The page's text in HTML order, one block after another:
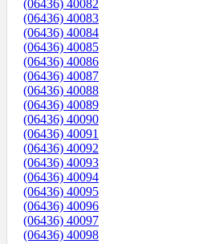
(06436) 40082
(06436) 40083
(06436) 40084
(06436) 40085
(06436) 40086
(06436) 40087
(06436) 40088
(06436) 40089
(06436) 40090
(06436) 40091
(06436) 40092
(06436) 40093
(06436) 40094
(06436) 40095
(06436) 40096
(06436) 40097
(06436) 40098